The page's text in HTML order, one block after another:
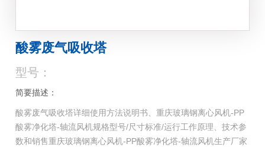
酸雾废气吸收塔
型号：
简要描述：
酸雾废气吸收塔详细使用方法说明书、重庆玻璃钢离心风机-PP
酸雾净化塔-轴流风机规格型号/尺寸标准/运行工作原理、技术参
数和销售重庆玻璃钢离心风机-PP酸雾净化塔-轴流风机生产厂家